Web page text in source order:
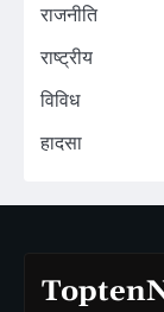
राजनीति
राष्ट्रीय
विविध
हादसा